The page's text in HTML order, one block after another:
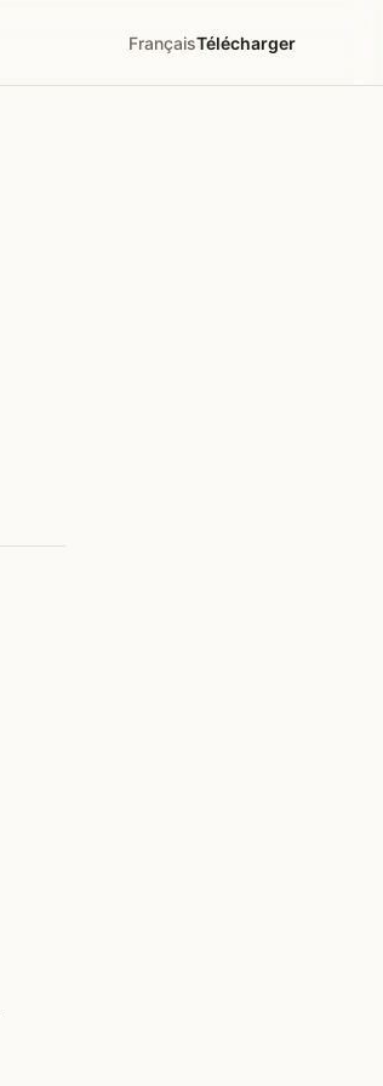
FrançaisTélécharger